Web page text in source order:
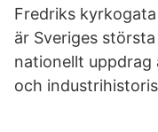
Fredriks
är Sveriges
nationellt
och